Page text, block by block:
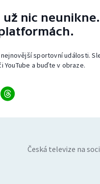
nic
sportovní události.
YouTube a buďte v obraze.
Česká televize na